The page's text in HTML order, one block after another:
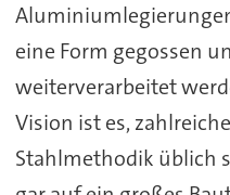
eine Form gegossen
weiterverarbeitet
Vision ist es,
Stahlmethodik üblich